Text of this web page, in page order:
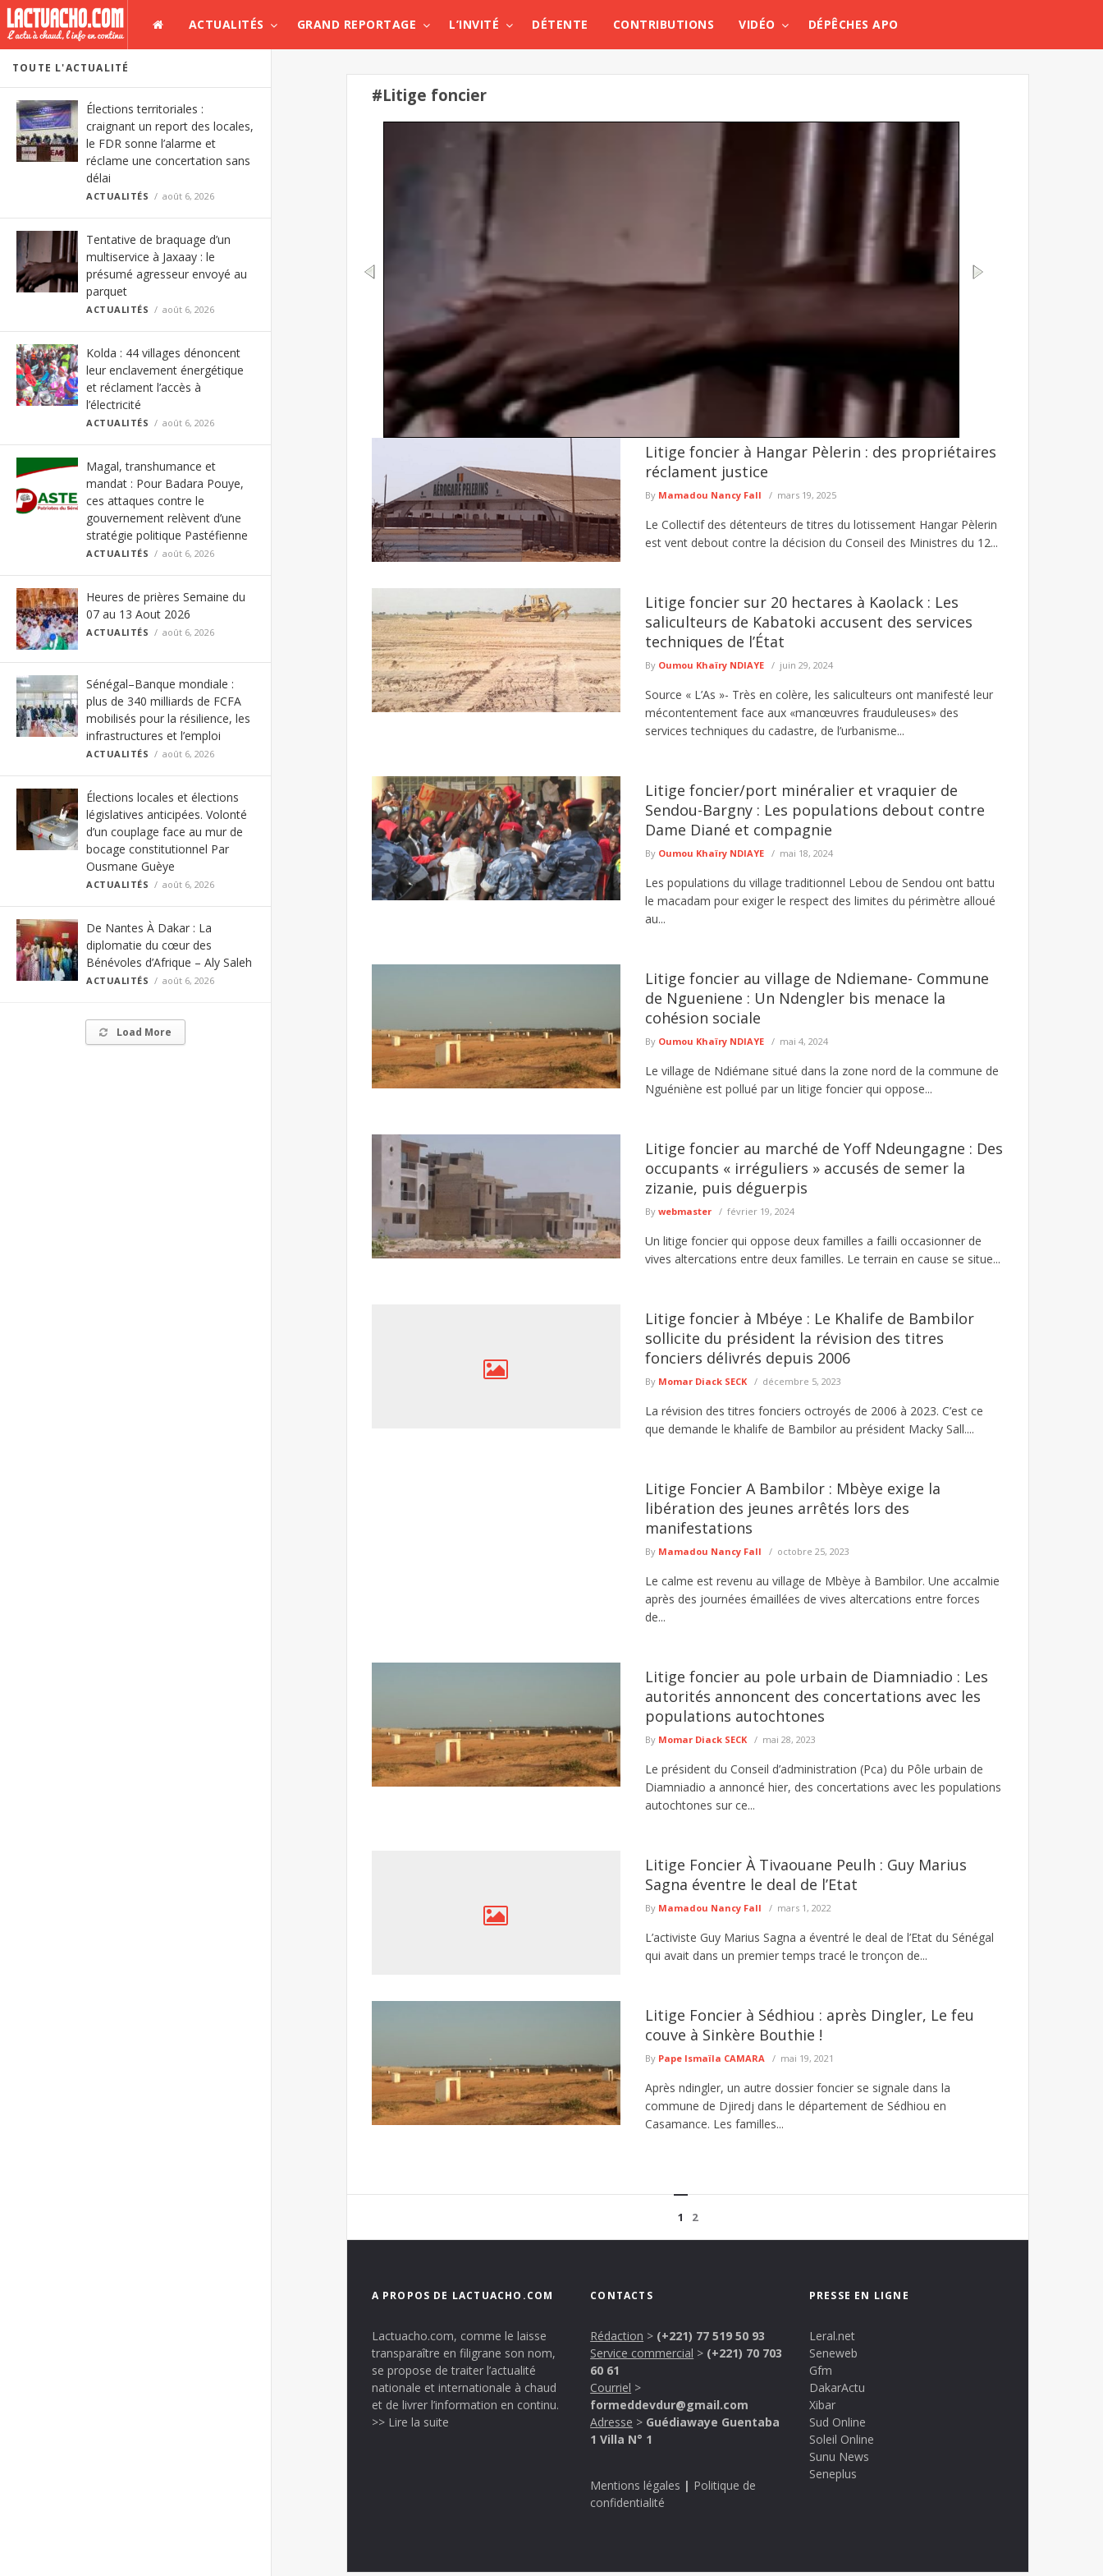
ACTUALITÉS GRAND REPORTAGE L’INVITÉ DÉTENTE CONTRIBUTIONS VIDÉO DÉPÊCHES APO
TOUTE L'ACTUALITÉ
Élections territoriales :
craignant un report des locales,
le FDR sonne l’alarme et
réclame une concertation sans
délai
ACTUALITÉS août 6, 2026
Tentative de braquage d’un
multiservice à Jaxaay : le
présumé agresseur envoyé au
parquet
ACTUALITÉS août 6, 2026
Kolda : 44 villages dénoncent
leur enclavement énergétique
et réclament l’accès à
l’électricité
ACTUALITÉS août 6, 2026
Magal, transhumance et
mandat : Pour Badara Pouye,
ces attaques contre le
gouvernement relèvent d’une
stratégie politique Pastéfienne
ACTUALITÉS août 6, 2026
Heures de prières Semaine du
07 au 13 Aout 2026
ACTUALITÉS août 6, 2026
Sénégal–Banque mondiale :
plus de 340 milliards de FCFA
mobilisés pour la résilience, les
infrastructures et l’emploi
ACTUALITÉS août 6, 2026
Élections locales et élections
législatives anticipées. Volonté
d’un couplage face au mur de
bocage constitutionnel Par
Ousmane Guèye
ACTUALITÉS août 6, 2026
De Nantes À Dakar : La
diplomatie du cœur des
Bénévoles d’Afrique – Aly Saleh
ACTUALITÉS août 6, 2026
Load More
#Litige foncier
Tentative de braquage d’un multiservice à Jaxaay : le présumé agresseur envoyé au parquet
Le Commissariat d’arrondissement de Jaxaay a annoncé le défèrement au parquet d’un individu mis en cause dans une affaire
de ...
lire plus
Litige foncier à Hangar Pèlerin : des propriétaires
réclament justice
By Mamadou Nancy Fall mars 19, 2025
Le Collectif des détenteurs de titres du lotissement Hangar Pèlerin
est vent debout contre la décision du Conseil des Ministres du 12...
Litige foncier sur 20 hectares à Kaolack : Les
saliculteurs de Kabatoki accusent des services
techniques de l’État
By Oumou Khaïry NDIAYE juin 29, 2024
Source « L’As »- Très en colère, les saliculteurs ont manifesté leur
mécontentement face aux «manœuvres frauduleuses» des
services techniques du cadastre, de l’urbanisme...
Litige foncier/port minéralier et vraquier de
Sendou-Bargny : Les populations debout contre
Dame Diané et compagnie
By Oumou Khaïry NDIAYE mai 18, 2024
Les populations du village traditionnel Lebou de Sendou ont battu
le macadam pour exiger le respect des limites du périmètre alloué
au...
Litige foncier au village de Ndiemane- Commune
de Ngueniene : Un Ndengler bis menace la
cohésion sociale
By Oumou Khaïry NDIAYE mai 4, 2024
Le village de Ndiémane situé dans la zone nord de la commune de
Nguéniène est pollué par un litige foncier qui oppose...
Litige foncier au marché de Yoff Ndeungagne : Des
occupants « irréguliers » accusés de semer la
zizanie, puis déguerpis
By webmaster février 19, 2024
Un litige foncier qui oppose deux familles a failli occasionner de
vives altercations entre deux familles. Le terrain en cause se situe...
Litige foncier à Mbéye : Le Khalife de Bambilor
sollicite du président la révision des titres
fonciers délivrés depuis 2006
By Momar Diack SECK décembre 5, 2023
La révision des titres fonciers octroyés de 2006 à 2023. C’est ce
que demande le khalife de Bambilor au président Macky Sall....
Litige Foncier A Bambilor : Mbèye exige la
libération des jeunes arrêtés lors des
manifestations
By Mamadou Nancy Fall octobre 25, 2023
Le calme est revenu au village de Mbèye à Bambilor. Une accalmie
après des journées émaillées de vives altercations entre forces
de...
Litige foncier au pole urbain de Diamniadio : Les
autorités annoncent des concertations avec les
populations autochtones
By Momar Diack SECK mai 28, 2023
Le président du Conseil d’administration (Pca) du Pôle urbain de
Diamniadio a annoncé hier, des concertations avec les populations
autochtones sur ce...
Litige Foncier À Tivaouane Peulh : Guy Marius
Sagna éventre le deal de l’Etat
By Mamadou Nancy Fall mars 1, 2022
L’activiste Guy Marius Sagna a éventré le deal de l’Etat du Sénégal
qui avait dans un premier temps tracé le tronçon de...
Litige Foncier à Sédhiou : après Dingler, Le feu
couve à Sinkère Bouthie !
By Pape Ismaïla CAMARA mai 19, 2021
Après ndingler, un autre dossier foncier se signale dans la
commune de Djiredj dans le département de Sédhiou en
Casamance. Les familles...
1 2
A PROPOS DE LACTUACHO.COM
Lactuacho.com, comme le laisse
transparaître en filigrane son nom,
se propose de traiter l’actualité
nationale et internationale à chaud
et de livrer l’information en continu.
>> Lire la suite
CONTACTS
Rédaction > (+221) 77 519 50 93
Service commercial > (+221) 70 703
60 61
Courriel >
formeddevdur@gmail.com
Adresse > Guédiawaye Guentaba
1 Villa N° 1
Mentions légales | Politique de
confidentialité
PRESSE EN LIGNE
Leral.net
Seneweb
Gfm
DakarActu
Xibar
Sud Online
Soleil Online
Sunu News
Seneplus